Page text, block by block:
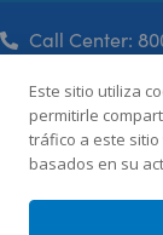
Call Center:
Este sitio utiliza
permitirle
tráfico a este
basados en su